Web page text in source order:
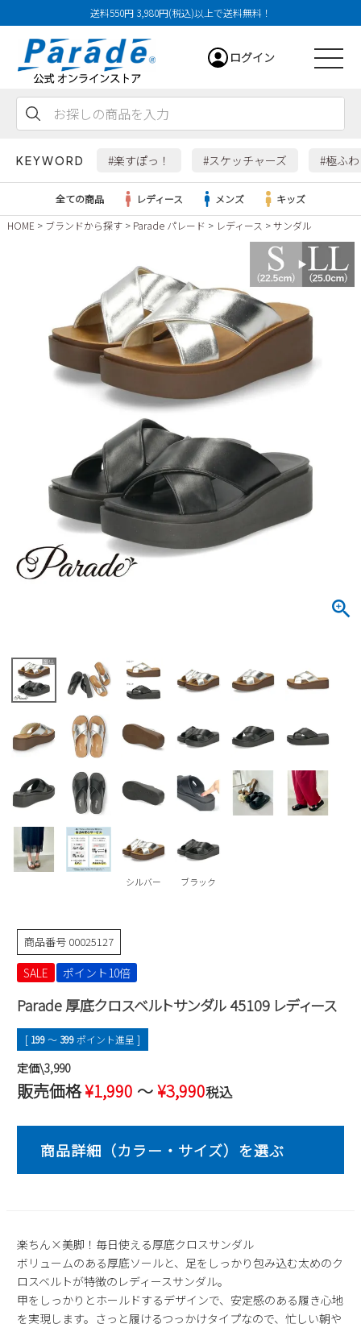
送料550円 3,980円(税込)以上で送料無料！
ログイン
KEYWORD #楽すぽっ！ #スケッチャーズ #極ふ
すべての商品
サンダル
レインシューズ
スニーカー
ローファー
カジュアルシューズ
ウェア
Parade
SKECHERS
new balance
メンズ
すべての商品
レインシューズ
スニーカー
ビジネス・ドレスシューズ
ローファー
ワークシューズ
ブーツ
ウェア
Parade
SKECHERS
GAP
new balance
キッズ
すべての商品
サンダル
レインシューズ
スニーカー
ブーツ
Parade
SKECHERS
new balance
asics
瞬足
すべての商品
レディース新入荷
メンズ新入荷
SALE
すべての商品
キッズSALE
バッグ
ボディバッグ
ハンドバッグ
ビジネスバッグ
トートバッグ
ショルダーバッグ
すべての商品
ケア用品
雑貨
ご利用ガイド
会員サービス
お問い合わせ
営業日カレンダー
休業日 お問い合わせ窓口休業日
2026 年8月
2
3 5 6
9
10 11 12 13 14
15
16
17 18 19 20 21
23
24 25 26 27 28
29
日 月 火 水 木
1
2 3 4
5
7 8 9 11
12
13
14 15 16 17 18
19
全ての商品 レディース メンズ
キッズ
HOME
ブランドから探す Parade パレード レディース サンダル
シルバー ブラック
商品番号 00025127
SALE ポイント10倍
Parade 厚底クロスベルトサンダル 45109 レディース
[ 199〜 399ポイント進呈 ]
定価\3,990
販売価格¥1,990 〜¥3,990税込
楽ちん×美脚！毎日使える厚底クロスサンダル
ボリュームのある厚底ソールと、足をしっかり包み込む太めのク
ロスベルトが特徴のレディースサンダル。
甲をしっかりとホールドするデザインで、安定感のある履き心地
を実現します。さっと履けるつっかけタイプなので、忙しい朝や